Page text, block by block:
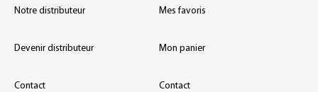
Notre distributeur
Devenir distributeur
Contact
Mes favoris
Mon panier
Contact